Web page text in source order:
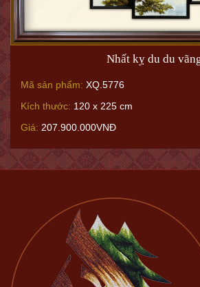
Nhất kỵ du du
Mã sản phẩm: XQ.5776
Kích thước: 120 x 225 cm
Giá: 207.900.000VNĐ